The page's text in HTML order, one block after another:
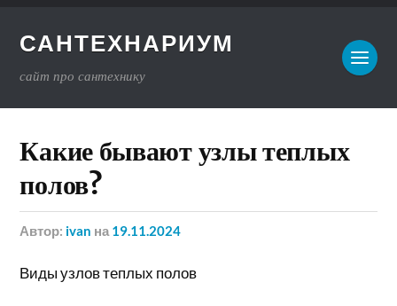
САНТЕХНАРИУМ
сайт про сантехнику
Какие бывают узлы теплых
полов?
Автор: ivan на 19.11.2024
Виды узлов теплых полов